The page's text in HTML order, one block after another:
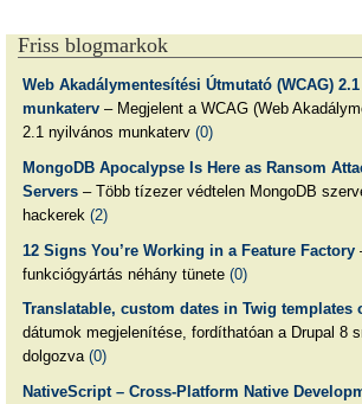
Friss blogmarkok
Web Akadálymentesítési Útmutató (WCAG)
munkaterv– Megjelent a WCAG (Web
2.1 nyilvános munkaterv (0)
MongoDB Apocalypse Is Here as Ransom
Servers– Több tízezer védtelen MongoDB
hackerek (2)
12 Signs You’re Working in a Feature Factory
funkciógyártás néhány tünete (0)
Translatable, custom dates in Twig templates
dátumok megjelenítése, fordíthatóan a Drupal 8
dolgozva (0)
NativeScript – Cross-Platform Native